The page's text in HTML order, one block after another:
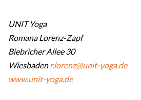
UNIT Yoga
Romana Lorenz-Zapf
Biebricher Allee 30
Wiesbadenr.lorenz@unit-yoga.de
www.unit-yoga.de